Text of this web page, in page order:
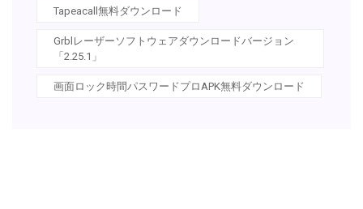
Tapeacall無料ダウンロード
Grblレーザーソフトウェアダウンロードバージョン
「2.25.1」
画面ロック時間パスワードプロAPK無料ダウンロード